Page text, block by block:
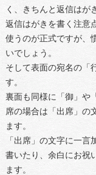
く、きちんと返信はが
返信はがきを書く注意
使うのが正式ですが、
いでしょう。
そして表面の宛名の「
す。
裏面も同様に「御」や
席の場合は「出席」の
ます。
「出席」の文字に一
書いたり、余白にお祝
ます。